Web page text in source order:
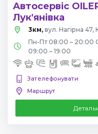
Автосервіс
Лук'янівка
3км, вул. Нагірна 47,
Пн-Пт 08:00 – 20:00
09:00 – 19:00
Зателефонувати
Маршрут